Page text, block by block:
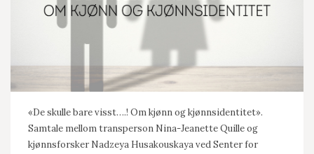
«De skulle bare visst….! Om kjønn og kjønnsidentitet».
Samtale mellom transperson Nina-Jeanette Quille og
kjønnsforsker Nadzeya Husakouskaya ved Senter for